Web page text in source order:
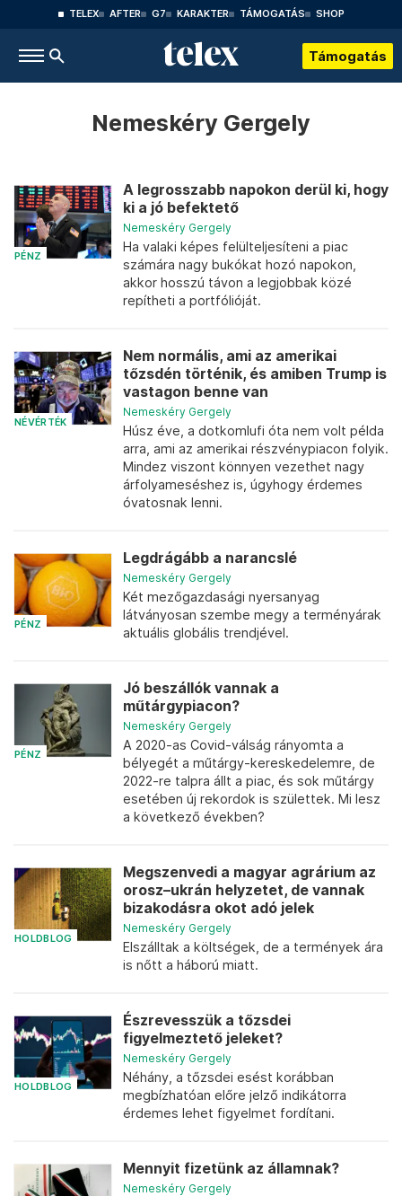
TELEX AFTER G7 KARAKTER TÁMOGATÁS SHOP
Támogatás
Nemeskéry Gergely
PÉNZ
A legrosszabb napokon derül ki, hogy
ki a jó befektető
Nemeskéry Gergely
Ha valaki képes felülteljesíteni a piac
számára nagy bukókat hozó napokon,
akkor hosszú távon a legjobbak közé
repítheti a portfólióját.
NÉVÉRTÉK
Nem normális, ami az amerikai
tőzsdén történik, és amiben Trump is
vastagon benne van
Nemeskéry Gergely
Húsz éve, a dotkomlufi óta nem volt példa
arra, ami az amerikai részvénypiacon folyik.
Mindez viszont könnyen vezethet nagy
árfolyameséshez is, úgyhogy érdemes
óvatosnak lenni.
PÉNZ
Legdrágább a narancslé
Nemeskéry Gergely
Két mezőgazdasági nyersanyag
látványosan szembe megy a terményárak
aktuális globális trendjével.
PÉNZ
Jó beszállók vannak a
műtárgypiacon?
Nemeskéry Gergely
A 2020-as Covid-válság rányomta a
bélyegét a műtárgy-kereskedelemre, de
2022-re talpra állt a piac, és sok műtárgy
esetében új rekordok is születtek. Mi lesz
a következő években?
HOLDBLOG
Megszenvedi a magyar agrárium az
orosz–ukrán helyzetet, de vannak
bizakodásra okot adó jelek
Nemeskéry Gergely
Elszálltak a költségek, de a termények ára
is nőtt a háború miatt.
HOLDBLOG
Észrevesszük a tőzsdei
figyelmeztető jeleket?
Nemeskéry Gergely
Néhány, a tőzsdei esést korábban
megbízhatóan előre jelző indikátorra
érdemes lehet figyelmet fordítani.
Mennyit fizetünk az államnak?
Nemeskéry Gergely